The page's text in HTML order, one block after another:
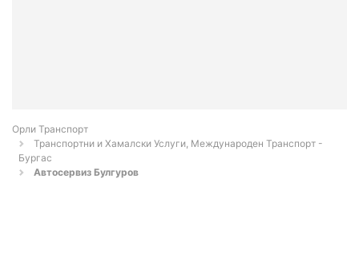
Орли Транспорт
Транспортни и Хамалски Услуги, Международен Транспорт -
Бургас
Автосервиз Булгуров